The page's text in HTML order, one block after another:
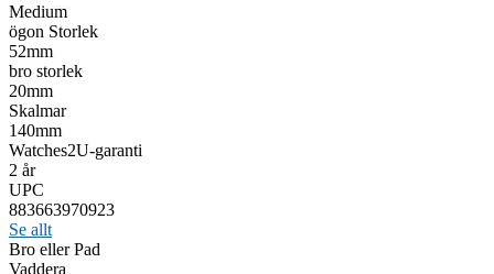
Medium
ögon Storlek
52mm
bro storlek
20mm
Skalmar
140mm
Watches2U-garanti
2 år
UPC
883663970923
Se allt
Bro eller Pad
Vaddera